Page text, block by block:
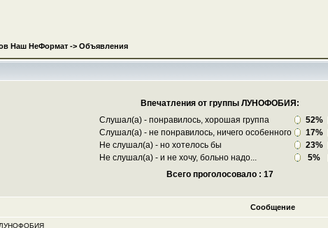
Наш НеФормат-> Объявления
Впечатления от группы ЛУНОФОБИЯ:
Слушал(а) - понравилось, хорошая группа
52%
Слушал(а) - не понравилось, ничего особенного
17%
Не слушал(а) - но хотелось бы
23%
Не слушал(а) - и не хочу, больно надо...
5%
Всего проголосовало : 17
Сообщение
ЛУНОФОБИЯ